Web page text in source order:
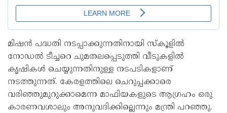
മിഷൻ പദ്ധതി നടപ്പാക്കുന്നതിനായി സ്കൂളിൽ
നോഡൽ ടീച്ചറെ ചുമതലപ്പെടുത്തി വീടുകളിൽ
കൃഷികൾ ചെയ്യുന്നതിനുള്ള നടപടികളാണ്
നടത്തുന്നത്. കേരളത്തിലെ ചെറുപ്പക്കാരെ
വരിഞ്ഞുമുറുക്കാമെന്ന മാഫിയകളുടെ ആഗ്രഹം ഒരു
കാരണവശാലും അനുവദിക്കില്ലെന്നും മന്ത്രി പറഞ്ഞു.